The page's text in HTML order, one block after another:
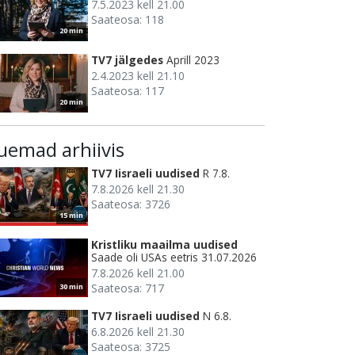
20 min
7.5.2023 kell 21.00
Saateosa: 118
20 min
TV7 jälgedes Aprill 2023
2.4.2023 kell 21.10
Saateosa: 117
arhiivis
15 min
TV7 Iisraeli uudised R 7.8.
7.8.2026 kell 21.30
Saateosa: 3726
30 min
Kristliku maailma uudised
Saade oli USAs eetris 31.07.2026
7.8.2026 kell 21.00
Saateosa: 717
TV7 Iisraeli uudised N 6.8.
6.8.2026 kell 21.30
Saateosa: 3725